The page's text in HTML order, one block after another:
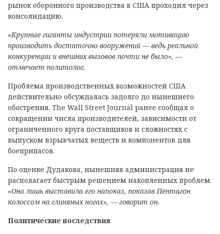
рынок оборонного производства в США проходил через
консолидацию.
«Крупные гиганты индустрии потеряли мотивацию
производить достаточно вооружений — ведь реальной
конкуренции и внешних вызовов почти не было», —
отмечает политолог.
Проблема производственных возможностей США
действительно обсуждалась задолго до нынешнего
обострения. The Wall Street Journal ранее сообщал о
сокращении числа производителей, зависимости от
ограниченного круга поставщиков и сложностях с
выпуском взрывчатых веществ и компонентов для
боеприпасов.
По оценке Дудакова, нынешняя администрация не
располагает быстрым решением накопленных проблем.
«Она лишь выставила его напоказ, показав Пентагон
колоссом на глиняных ногах», — говорит он.
Политические последствия